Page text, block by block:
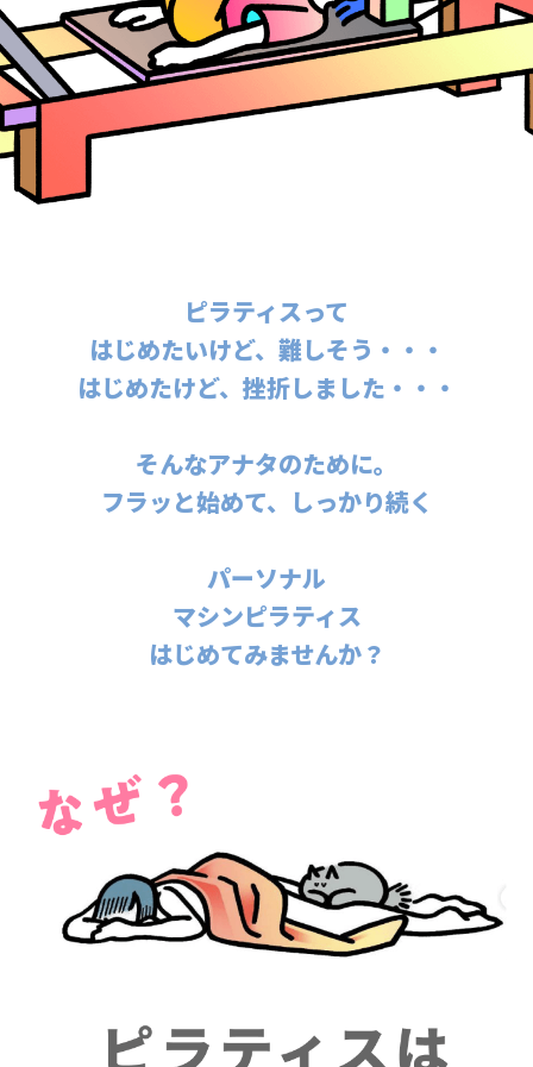
ピラティスって
はじめたいけど、難しそう・・・
はじめたけど、挫折しました・・・
そんなアナタのために。
フラッと始めて、しっかり続く
パーソナル
マシンピラティス
はじめてみませんか？